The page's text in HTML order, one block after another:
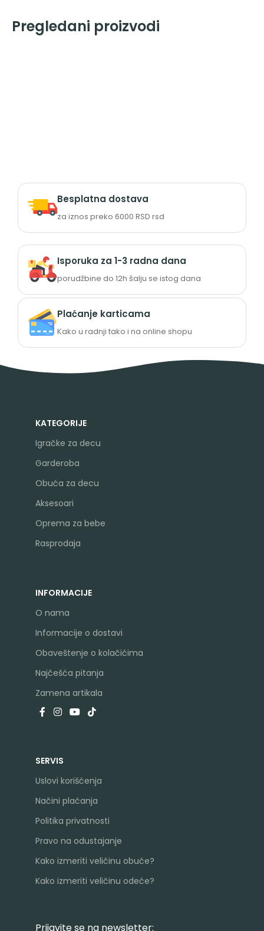
Pregledani proizvodi
Besplatna dostava
za iznos preko 6000 RSD rsd
Isporuka za 1-3 radna dana
porudžbine do 12h šalju se istog dana
Plaćanje karticama
Kako u radnji tako i na online shopu
KATEGORIJE
Igračke za decu
Garderoba
Obuća za decu
Aksesoari
Oprema za bebe
Rasprodaja
INFORMACIJE
O nama
Informacije o dostavi
Obaveštenje o kolačićima
Najčešća pitanja
Zamena artikala
SERVIS
Uslovi korišćenja
Načini plaćanja
Politika privatnosti
Pravo na odustajanje
Kako izmeriti veličinu obuće?
Kako izmeriti veličinu odeće?
Prijavite se na newsletter: